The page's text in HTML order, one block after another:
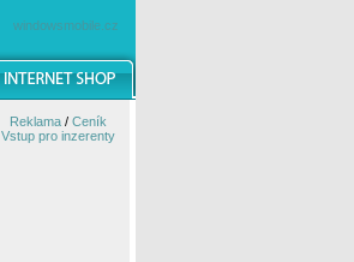
windowsmobile.cz
Reklama/ Ceník
Vstup pro inzerenty